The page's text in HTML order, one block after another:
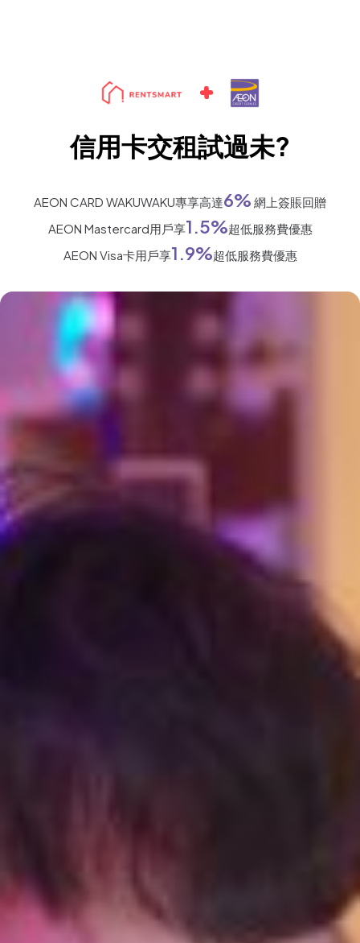
信用卡交租試過未?
AEON CARD WAKUWAKU專享高達6% 網上簽賬回贈
AEON Mastercard用戶享1.5%超低服務費優惠
AEON Visa卡用戶享1.9%超低服務費優惠